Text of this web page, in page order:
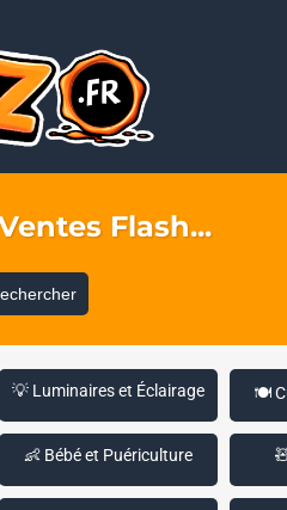
Flash...
💡 Luminaires et Éclairage 🍽️
👶 Bébé et Puériculture